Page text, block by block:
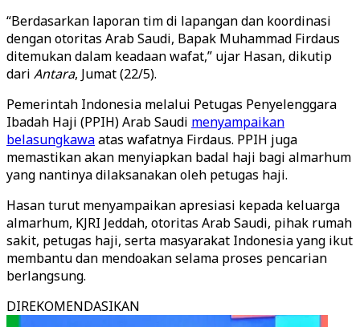
“Berdasarkan laporan tim di lapangan dan koordinasi
dengan otoritas Arab Saudi, Bapak Muhammad Firdaus
ditemukan dalam keadaan wafat,” ujar Hasan, dikutip
dari Antara, Jumat (22/5).
Pemerintah Indonesia melalui Petugas Penyelenggara
Ibadah Haji (PPIH) Arab Saudi menyampaikan
belasungkawaatas wafatnya Firdaus. PPIH juga
memastikan akan menyiapkan badal haji bagi almarhum
yang nantinya dilaksanakan oleh petugas haji.
Hasan turut menyampaikan apresiasi kepada keluarga
almarhum, KJRI Jeddah, otoritas Arab Saudi, pihak rumah
sakit, petugas haji, serta masyarakat Indonesia yang ikut
membantu dan mendoakan selama proses pencarian
berlangsung.
DIREKOMENDASIKAN